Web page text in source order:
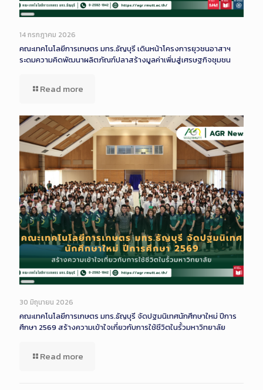
Long
Description
14 กรกฎาคม 2026
คณะเทคโนโลยีการเกษตร มทร.ธัญบุรี เดินหน้าโครงการยุวชนอาสาฯ
ระดมความคิดพัฒนาผลิตภัณฑ์ปลาสร้างมูลค่าเพิ่มสู่เศรษฐกิจชุมชน
Read more
Long
Description
30 มิถุนายน 2026
คณะเทคโนโลยีการเกษตร มทร.ธัญบุรี จัดปฐมนิเทศนักศึกษาใหม่ ปีการ
ศึกษา 2569 สร้างความเข้าใจเกี่ยวกับการใช้ชีวิตในรั้วมหาวิทยาลัย
Read more